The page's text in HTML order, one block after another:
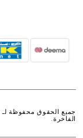
جميع الحقوق محفوظة لـ جايت 2025 ©
الفاخرة.